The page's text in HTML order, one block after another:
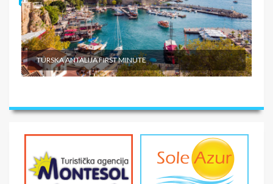
TURSKA ANTALIJA FIRST MINUTE